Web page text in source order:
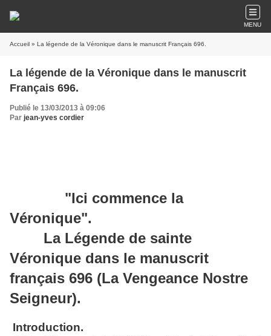
MENU
Accueil » La légende de la Véronique dans le manuscrit Français 696.
La légende de la Véronique dans le manuscrit
Français 696.
Publié le 13/03/2013 à 09:06
Par jean-yves cordier
"Ici commence la
Véronique".
La Légende de sainte
Véronique dans le manuscrit
français 696 (La Vengeance Nostre
Seigneur).
Introduction.